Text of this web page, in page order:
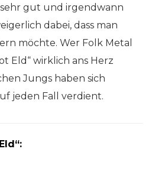
gut und irgendwann
dabei, dass man
möchte. Wer Folk Metal
Eld“ wirklich ans Herz
Jungs haben sich
jeden Fall verdient.